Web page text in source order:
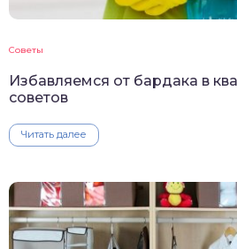
Советы
Избавляемся от бардака в
советов
Читать далее